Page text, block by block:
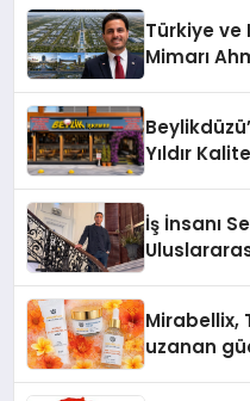
Türkiye ve
Mimarı
Hayata
Yıldır
İş İnsanı
Mirabellix,
uzanan